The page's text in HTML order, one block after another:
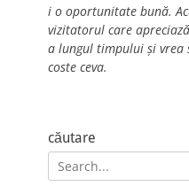
i o oportunitate bună.
vizitatorul care
a lungul timpului și vrea
coste ceva.
căutare
Search
for: